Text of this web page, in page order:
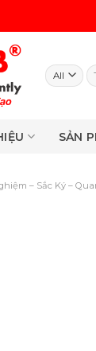
SẢN
– Sắc Ký –